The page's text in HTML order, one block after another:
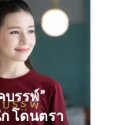
บรรพ์”
โดนตรา